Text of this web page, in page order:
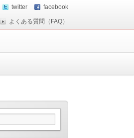
twitter facebook
よくある質問（FAQ）